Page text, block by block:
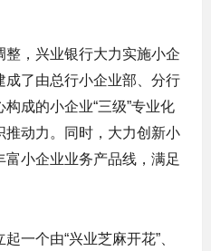
整，兴业银行大力实施小企
成了由总行小企业部、分行
成的小企业“三级”专业化
推动力。同时，大力创新小
小企业业务产品线，满足
一个由“兴业芝麻开花”、